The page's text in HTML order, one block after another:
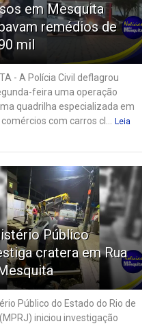
em Mesquita
remédios de
mil
- A Polícia Civil deflagrou
feira uma operação
quadrilha especializada em
com carros cl... Leia
Público
cratera em Rua
Público do Estado do Rio de
iniciou investigação